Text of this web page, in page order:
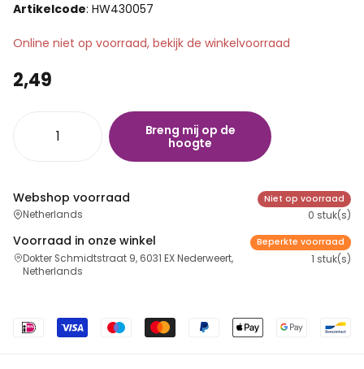
Artikelcode: HW430057
Online niet op voorraad, bekijk de winkelvoorraad
2,49
Breng mij op de
hoogte
Webshop voorraad
Netherlands
Niet op voorraad
0 stuk(s)
Voorraad in onze winkel
Dokter Schmidtstraat 9, 6031 EX Nederweert,
Netherlands
Beperkte voorraad
1 stuk(s)